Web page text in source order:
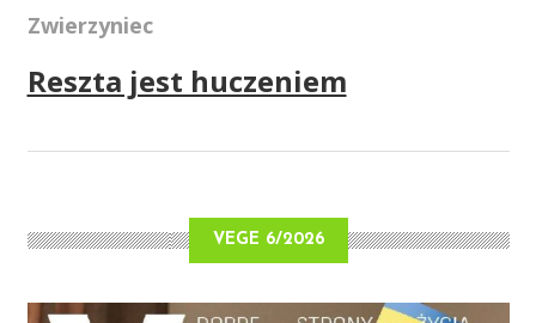
Zwierzyniec
Reszta jest huczeniem
VEGE 6/2026